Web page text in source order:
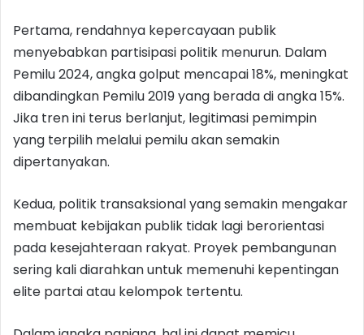
Pertama, rendahnya kepercayaan publik
menyebabkan partisipasi politik menurun. Dalam
Pemilu 2024, angka golput mencapai 18%, meningkat
dibandingkan Pemilu 2019 yang berada di angka 15%.
Jika tren ini terus berlanjut, legitimasi pemimpin
yang terpilih melalui pemilu akan semakin
dipertanyakan.
Kedua, politik transaksional yang semakin mengakar
membuat kebijakan publik tidak lagi berorientasi
pada kesejahteraan rakyat. Proyek pembangunan
sering kali diarahkan untuk memenuhi kepentingan
elite partai atau kelompok tertentu.